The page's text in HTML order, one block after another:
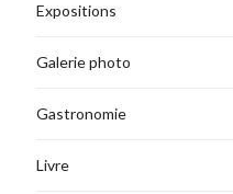
Expositions
Galerie photo
Gastronomie
Livre